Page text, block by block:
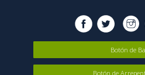
Botón de
Botón de